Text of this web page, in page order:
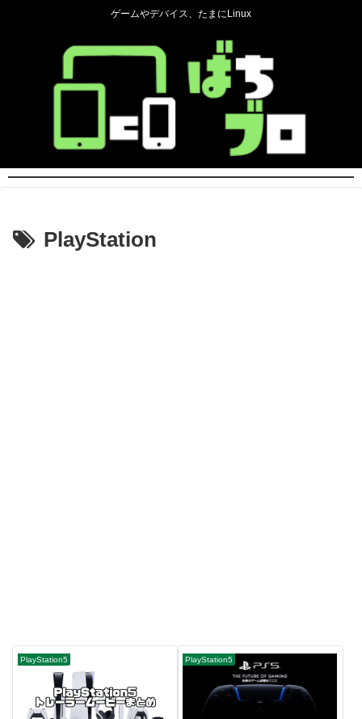
ゲームやデバイス、たまにLinux
PlayStation
PlayStation5 PlayStation5